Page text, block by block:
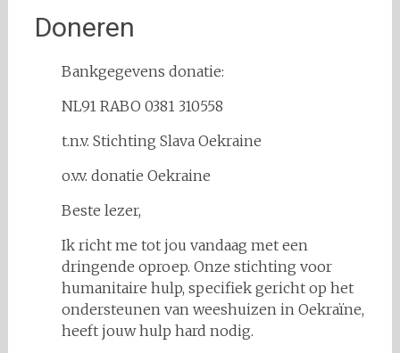
Doneren
Bankgegevens donatie:
NL91 RABO 0381 310558
t.n.v. Stichting Slava Oekraine
o.v.v. donatie Oekraine
Beste lezer,
Ik richt me tot jou vandaag met een
dringende oproep. Onze stichting voor
humanitaire hulp, specifiek gericht op het
ondersteunen van weeshuizen in Oekraïne,
heeft jouw hulp hard nodig.